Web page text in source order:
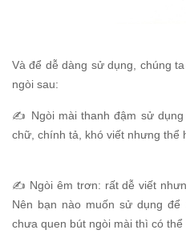
Và để dễ dàng sử dụng, chúng
ngòi sau:
✍️ Ngòi mài thanh đậm sử dụng
chữ, chính tả, khó viết nhưng thể
✍️ Ngòi êm trơn: rất dễ viết
Nên bạn nào muốn sử dụng
chưa quen bút ngòi mài thì có thể